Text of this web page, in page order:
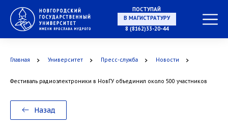
ПОСТУПАЙ
НА СПЕЦИАЛИТЕТ
8 (8162)33-20-44
Главная Университет Пресс-служба Новости
Фестиваль радиоэлектроники в НовГУ объединил около 500 участников
Назад